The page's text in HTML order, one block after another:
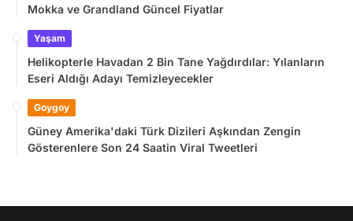
Mokka ve Grandland Güncel Fiyatlar
Yaşam
Helikopterle Havadan 2 Bin Tane Yağdırdılar: Yılanların
Eseri Aldığı Adayı Temizleyecekler
Goygoy
Güney Amerika'daki Türk Dizileri Aşkından Zengin
Gösterenlere Son 24 Saatin Viral Tweetleri